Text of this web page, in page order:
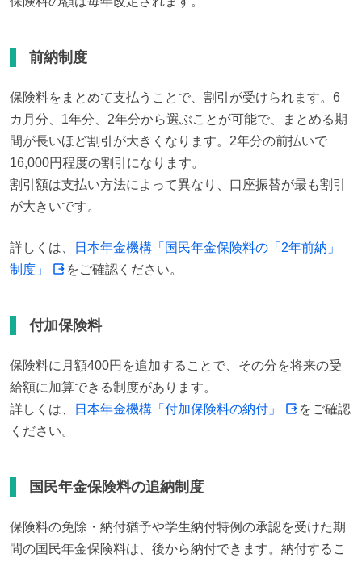
前納制度
保険料をまとめて支払うことで、割引が受けられます。6
カ月分、1年分、2年分から選ぶことが可能で、まとめる期
間が長いほど割引が大きくなります。2年分の前払いで
16,000円程度の割引になります。
割引額は支払い方法によって異なり、口座振替が最も割引
が大きいです。
詳しくは、
日本年金機構「国民年金保険料の「2年前納」
制度」
をご確認ください。
付加保険料
保険料に月額400円を追加することで、その分を将来の受
給額に加算できる制度があります。
詳しくは、
日本年金機構「付加保険料の納付」
をご確認
ください。
国民年金保険料の追納制度
保険料の免除・納付猶予や学生納付特例の承認を受けた期
間の国民年金保険料は、後から納付できます。納付するこ